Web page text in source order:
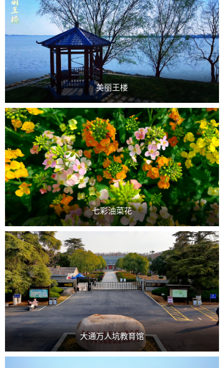
美丽王楼
七彩油菜花
大通万人坑教育馆